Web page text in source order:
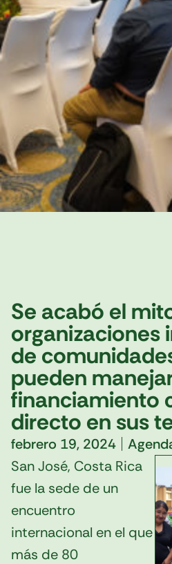
Se acabó el
organizaciones
de
pueden
financiamiento
directo en sus
febrero 19, 2024
San José, Costa Rica
fue la sede de un
encuentro
internacional en el que
más de 80